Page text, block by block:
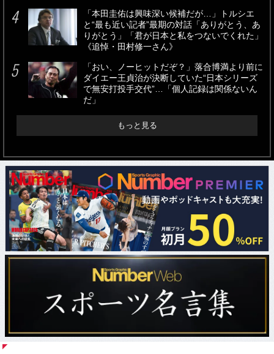
「本田圭佑は興味深い候補だが…」トルシエ
と“最も近い記者”最期の対話「ありがとう、あ
りがとう」「君が日本と私をつないでくれた」
《追悼・田村修一さん》
「おい、ノーヒットだぞ？」落合博満より前に
ダイエー王貞治が決断していた“日本シリーズ
で無安打投手交代”…「個人記録は関係ないん
だ」
もっと見る